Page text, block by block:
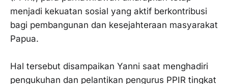
menjadi kekuatan sosial yang aktif berkontribusi
bagi pembangunan dan kesejahteraan masyarakat
Papua.
‎Hal tersebut disampaikan Yanni saat menghadiri
pengukuhan dan pelantikan pengurus PPIR tingkat